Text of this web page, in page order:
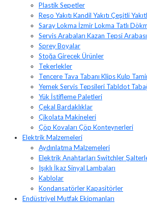
Plastik Sepetler
Reşo Yakıtı Kandil Yakıtı Çeşitli
Saray Lokma İzmir Lokma Tatlı
Servis Arabaları Kazan Tepsi Arabası
Sprey Boyalar
Stoğa Girecek Ürünler
Tekerlekler
Tencere Tava Tabanı Klips Kulp
Yemek Servis Tepsileri Tabldot
Yük İstifleme Paletleri
Çekal Bardaklıklar
Çikolata Makineleri
Çöp Kovaları Çöp Konteynerleri
Elektrik Malzemeleri
Aydınlatma Malzemeleri
Elektrik Anahtarları Switchler
Işıklı İkaz Sinyal Lambaları
Kablolar
Kondansatörler Kapasitörler
Endüstriyel Mutfak Ekipmanları